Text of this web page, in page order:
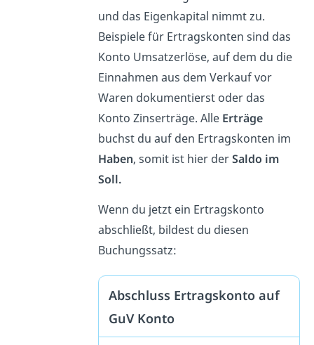
und das Eigenkapital nimmt zu.
Beispiele für Ertragskonten sind das
Konto Umsatzerlöse, auf dem du die
Einnahmen aus dem Verkauf vor
Waren dokumentierst oder das
Konto Zinserträge. Alle Erträge
buchst du auf den Ertragskonten im
Haben, somit ist hier derSaldo im
Soll.
Wenn du jetzt ein Ertragskonto
abschließt, bildest du diesen
Buchungssatz:
Abschluss Ertragskonto auf
GuV Konto